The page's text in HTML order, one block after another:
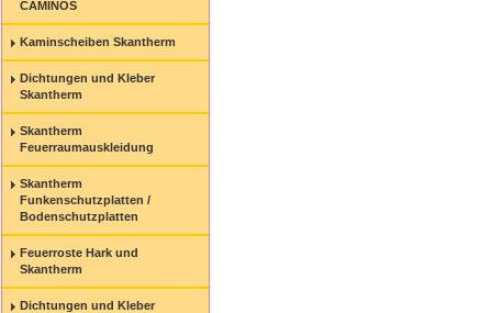
CAMINOS
Kaminscheiben Skantherm
Dichtungen und Kleber
Skantherm
Skantherm
Feuerraumauskleidung
Skantherm
Funkenschutzplatten /
Bodenschutzplatten
Feuerroste Hark und
Skantherm
Dichtungen und Kleber